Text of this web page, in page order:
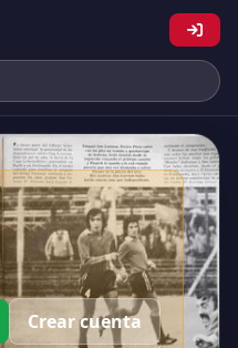
Crear cuenta